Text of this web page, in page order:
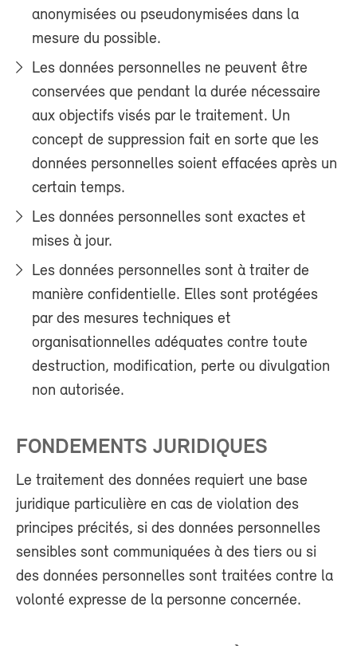
anonymisées ou pseudonymisées dans la
mesure du possible.
Les données personnelles ne peuvent être
conservées que pendant la durée nécessaire
aux objectifs visés par le traitement. Un
concept de suppression fait en sorte que les
données personnelles soient effacées après un
certain temps.
Les données personnelles sont exactes et
mises à jour.
Les données personnelles sont à traiter de
manière confidentielle. Elles sont protégées
par des mesures techniques et
organisationnelles adéquates contre toute
destruction, modification, perte ou divulgation
non autorisée.
FONDEMENTS JURIDIQUES
Le traitement des données requiert une base
juridique particulière en cas de violation des
principes précités, si des données personnelles
sensibles sont communiquées à des tiers ou si
des données personnelles sont traitées contre la
volonté expresse de la personne concernée.